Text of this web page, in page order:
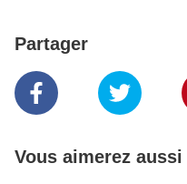
Partager
Vous aimerez aussi